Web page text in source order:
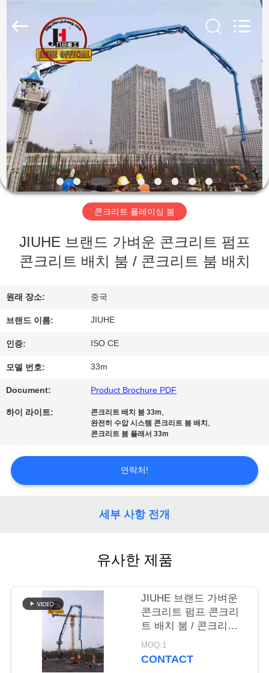
제
품
비
디
VR
시
회
우
리
에
하
여
Qingdao
Rights
Reserved.
콘크리트 플레이싱 붐
JIUHE 브랜드 가벼운 콘크리트 펌프
콘크리트 배치 붐 / 콘크리트 붐 배치
원래 장소: 중국
브랜드 이름: JIUHE
인증: ISO CE
모델 번호: 33m
Document: Product Brochure PDF
하이 라이트: 콘크리트 배치 붐 33m,
완전히 수압 시스템 콘크리트 붐 배치 ,
콘크리트 붐 플래서 33m
연락처!
세부 사항 전개
유사한 제품
JIUHE 브랜드 가벼운
콘크리트 펌프 콘크리
트 배치 붐 / 콘크리트
붐 배치
MOQ:1
CONTACT